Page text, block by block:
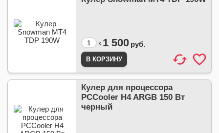
x 1 500 руб.
Кулер для процессора
PCCooler H4 ARGB 150 Вт
черный